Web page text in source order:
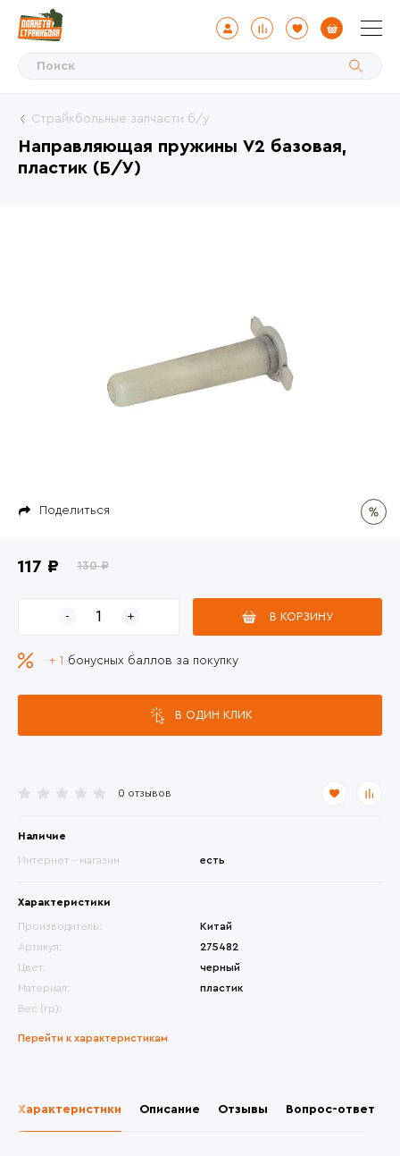
Направляющая пружины V2 базовая,
пластик (Б/У)
Страйкбольные запчасти б/у
Поделиться
0 отзывов
Наличие
Интернет - магазин есть
Характеристики
Производитель:
Китай
Артикул:
275482
Цвет:
черный
Материал:
пластик
Вес (гр):
Перейти к характеристикам
117 ₽ 130 ₽
В КОРЗИНУ
+ 1 бонусных баллов за покупку
В ОДИН КЛИК
Характеристики Описание Отзывы Вопрос-ответ